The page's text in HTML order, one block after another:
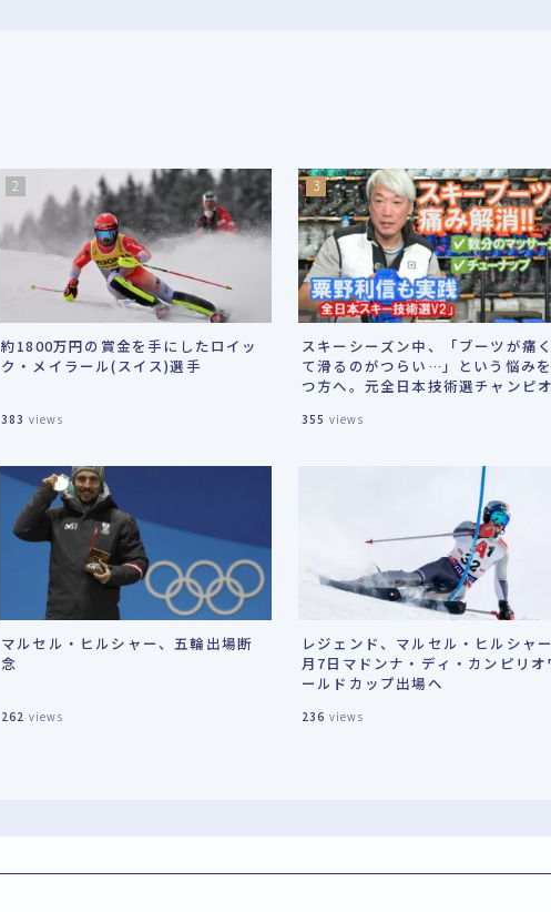
約1800万円の賞金を手にしたロイッ
ク・メイラール(スイス)選手
383 views
スキーシーズン中、「ブーツが痛く
て滑るのがつらい…」という悩み
つ方へ。元全日本技術選チャンピオ
でできるケアと本格的なチューナッ
間・1日中滑っても快適に楽しめるよ
355 views
マルセル・ヒルシャー、五輪出場断
念
262 views
レジェンド、マルセル・ヒルシャ
月7日マドンナ・ディ・カンピリオ
ールドカップ出場へ
236 views